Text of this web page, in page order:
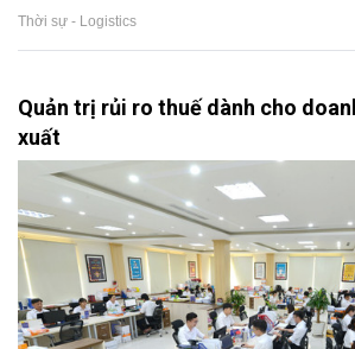
Thời sự - Logistics
Quản trị rủi ro thuế dành cho
xuất